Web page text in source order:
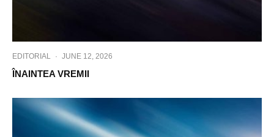
EDITORIAL · JUNE 12, 2026
ÎNAINTEA VREMII